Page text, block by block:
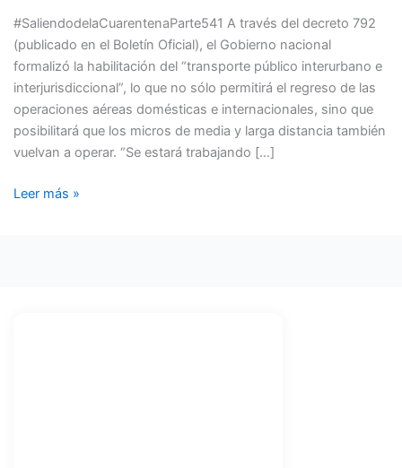
#SaliendodelaCuarentenaParte541 A través del decreto 792
(publicado en el Boletín Oficial), el Gobierno nacional
formalizó la habilitación del “transporte público interurbano e
interjurisdiccional”, lo que no sólo permitirá el regreso de las
operaciones aéreas domésticas e internacionales, sino que
posibilitará que los micros de media y larga distancia también
vuelvan a operar. “Se estará trabajando […]
«LAS
PROVINCIAS
COORDINARÁN
CADA
RECORRIDO»
Leer más »